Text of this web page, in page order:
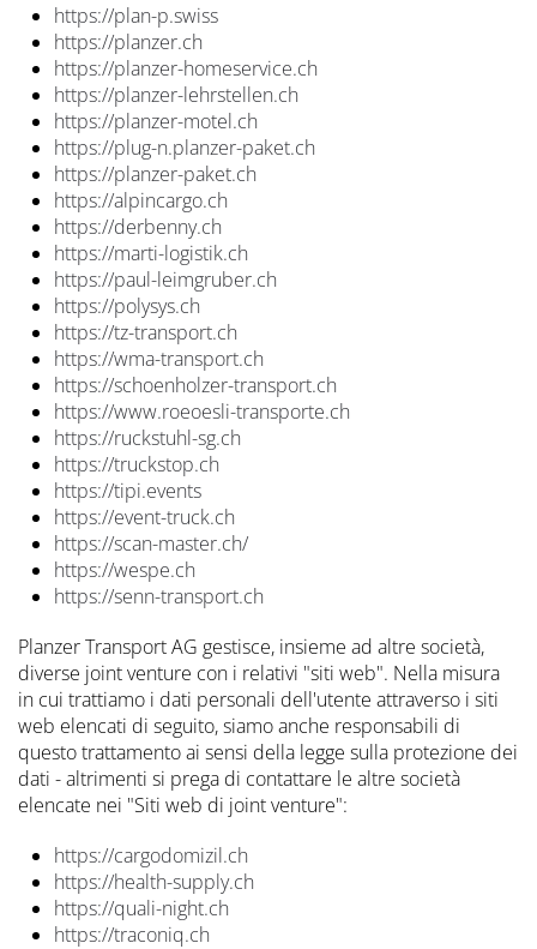
https://plan-p.swiss
https://planzer.ch
https://planzer-homeservice.ch
https://planzer-lehrstellen.ch
https://planzer-motel.ch
https://plug-n.planzer-paket.ch
https://planzer-paket.ch
https://alpincargo.ch
https://derbenny.ch
https://marti-logistik.ch
https://paul-leimgruber.ch
https://polysys.ch
https://tz-transport.ch
https://wma-transport.ch
https://schoenholzer-transport.ch
https://www.roeoesli-transporte.ch
https://ruckstuhl-sg.ch
https://truckstop.ch
https://tipi.events
https://event-truck.ch
https://scan-master.ch/
https://wespe.ch
https://senn-transport.ch
Planzer Transport AG gestisce, insieme ad altre società,
diverse joint venture con i relativi "siti web". Nella misura
in cui trattiamo i dati personali dell'utente attraverso i siti
web elencati di seguito, siamo anche responsabili di
questo trattamento ai sensi della legge sulla protezione dei
dati - altrimenti si prega di contattare le altre società
elencate nei "Siti web di joint venture":
https://cargodomizil.ch
https://health-supply.ch
https://quali-night.ch
https://traconiq.ch